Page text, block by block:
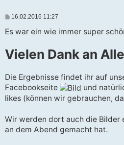
B
i
t
a
g
16.02.2016 11:27
Es war ein wie immer super
Vielen Dank an
Die Ergebnisse findet ihr auf
Facebookseite
und
likes (können wir gebrauchen,
Wir werden dort auch die Bilder
an dem Abend gemacht hat.